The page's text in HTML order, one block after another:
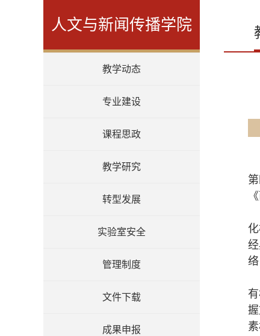
人文与新闻传播学院
教学动态
专业建设
课程思政
教学研究
转型发展
实验室安全
管理制度
文件下载
成果申报